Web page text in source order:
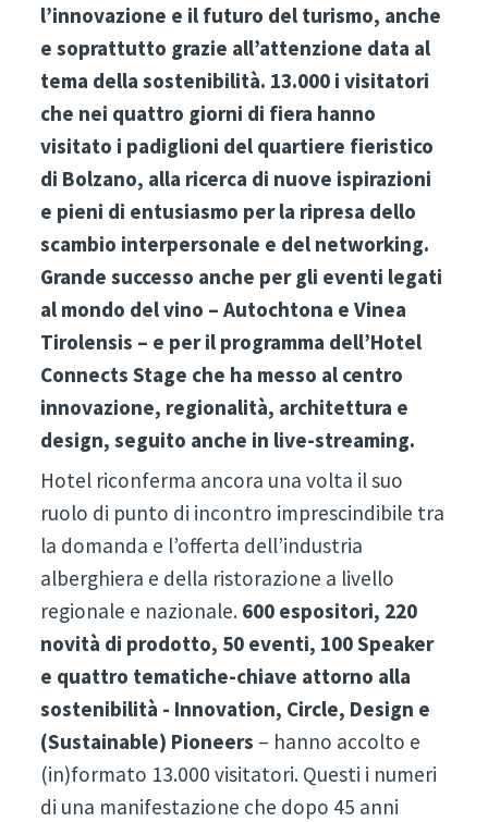
l’innovazione e il futuro del turismo, anche
e soprattutto grazie all’attenzione data al
tema della sostenibilità. 13.000 i visitatori
che nei quattro giorni di fiera hanno
visitato i padiglioni del quartiere fieristico
di Bolzano, alla ricerca di nuove ispirazioni
e pieni di entusiasmo per la ripresa dello
scambio interpersonale e del networking.
Grande successo anche per gli eventi legati
al mondo del vino – Autochtona e Vinea
Tirolensis – e per il programma dell’Hotel
Connects Stage che ha messo al centro
innovazione, regionalità, architettura e
design, seguito anche in live-streaming.
Hotel riconferma ancora una volta il suo
ruolo di punto di incontro imprescindibile tra
la domanda e l’offerta dell’industria
alberghiera e della ristorazione a livello
regionale e nazionale. 600 espositori, 220
novità di prodotto, 50 eventi, 100 Speaker
e quattro tematiche-chiave attorno alla
sostenibilità - Innovation, Circle, Design e
(Sustainable) Pioneers – hanno accolto e
(in)formato 13.000 visitatori. Questi i numeri
di una manifestazione che dopo 45 anni